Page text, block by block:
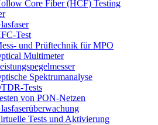
Core Fiber (HCF) Testing
Test
und Prüftechnik für MPO
Multimeter
Spektrumanalyse
Tests
von PON-Netzen
Tests und Aktivierung